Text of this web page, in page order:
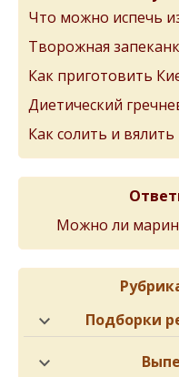
Что можно испечь
Творожная
Как приготовить
Диетический
Как солить и
Можно ли
Подборки